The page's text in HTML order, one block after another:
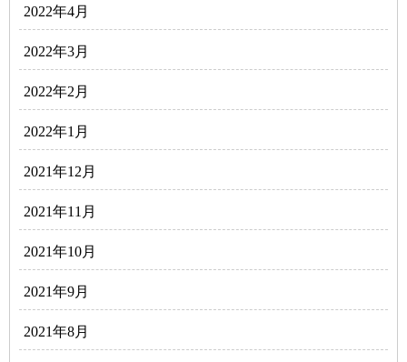
2022年4月
2022年3月
2022年2月
2022年1月
2021年12月
2021年11月
2021年10月
2021年9月
2021年8月